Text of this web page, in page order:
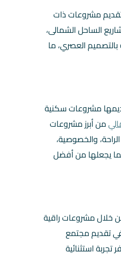
مشروعات ذات
الساحل الشمالى،
العصري، ما
مشروعات سكنية
من أبرز مشروعات
والخصوصية،
يجعلها من أفضل
خلال مشروعات راقية
تقديم مجتمع
استثنائية